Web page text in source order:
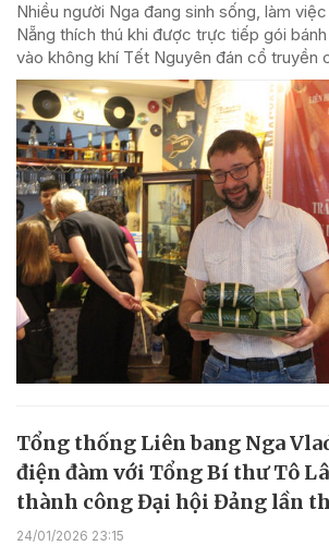
Nhiều người Nga đang sinh sống, làm
Nẵng thích thú khi được trực tiếp gói
vào không khí Tết Nguyên đán cổ truyền
Tổng thống Liên bang Nga
điện đàm với Tổng Bí thư Tô
thành công Đại hội Đảng lần
24/01/2026 23:15